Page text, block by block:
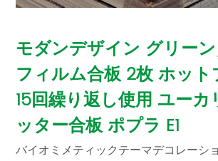
モダンデザイン グリー
フィルム合板 2枚 ホッ
15回繰り返し使用 ユーカ
ッター合板 ポプラ E1
バイオミメティックテーマデコレーシ